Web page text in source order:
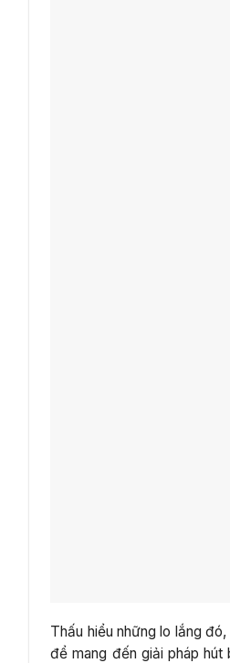
Thấu hiểu những lo lắng
để mang đến giải pháp hút